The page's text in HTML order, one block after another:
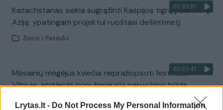
Lrytas.lt - Do Not Process My Personal Information
00:03:01
Kazachstanas siekia sugrąžinti Kaspijos tigrą į Centrinę
Aziją: ypatingam projektui ruoštasi dešimtmetį
Žinios Pasaulis
00:03:41
Mėsainių mėgėjus kviečia nepražiopsoti festivalio
Vilniuje: atskleidė populiariausią paruošimo būdą
Žinios | Lietuvos diena